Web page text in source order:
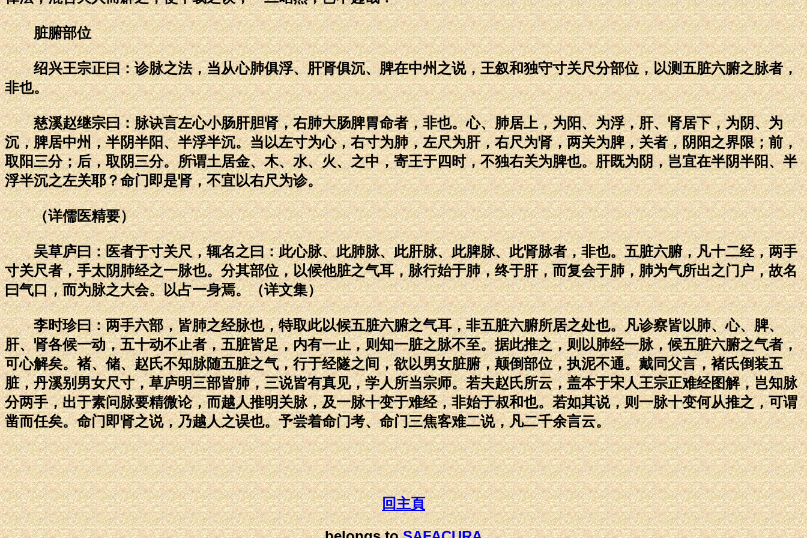
脏腑部位
绍兴王宗正曰：诊脉之法，当从心肺俱浮、肝肾俱沉、脾在中州之说，王叙和独守寸关尺分部位，以测五脏六腑之脉者，
非也。
慈溪赵继宗曰：脉诀言左心小肠肝胆肾，右肺大肠脾胃命者，非也。心、肺居上，为阳、为浮，肝、肾居下，为阴、为
沉，脾居中州，半阴半阳、半浮半沉。当以左寸为心，右寸为肺，左尺为肝，右尺为肾，两关为脾，关者，阴阳之界限；前，
取阳三分；后，取阴三分。所谓土居金、木、水、火、之中，寄王于四时，不独右关为脾也。肝既为阴，岂宜在半阴半阳、半
浮半沉之左关耶？命门即是肾，不宜以右尺为诊。
（详儒医精要）
吴草庐曰：医者于寸关尺，辄名之曰：此心脉、此肺脉、此肝脉、此脾脉、此肾脉者，非也。五脏六腑，凡十二经，两手
寸关尺者，手太阴肺经之一脉也。分其部位，以候他脏之气耳，脉行始于肺，终于肝，而复会于肺，肺为气所出之门户，故名
曰气口，而为脉之大会。以占一身焉。（详文集）
李时珍曰：两手六部，皆肺之经脉也，特取此以候五脏六腑之气耳，非五脏六腑所居之处也。凡诊察皆以肺、心、脾、
肝、肾各候一动，五十动不止者，五脏皆足，内有一止，则知一脏之脉不至。据此推之，则以肺经一脉，候五脏六腑之气者，
可心解矣。褚、储、赵氏不知脉随五脏之气，行于经隧之间，欲以男女脏腑，颠倒部位，执泥不通。戴同父言，褚氏倒装五
脏，丹溪别男女尺寸，草庐明三部皆肺，三说皆有真见，学人所当宗师。若夫赵氏所云，盖本于宋人王宗正难经图解，岂知脉
分两手，出于素问脉要精微论，而越人推明关脉，及一脉十变于难经，非始于叔和也。若如其说，则一脉十变何从推之，可谓
凿而任矣。命门即肾之说，乃越人之误也。予尝着命门考、命门三焦客难二说，凡二千余言云。
回主頁